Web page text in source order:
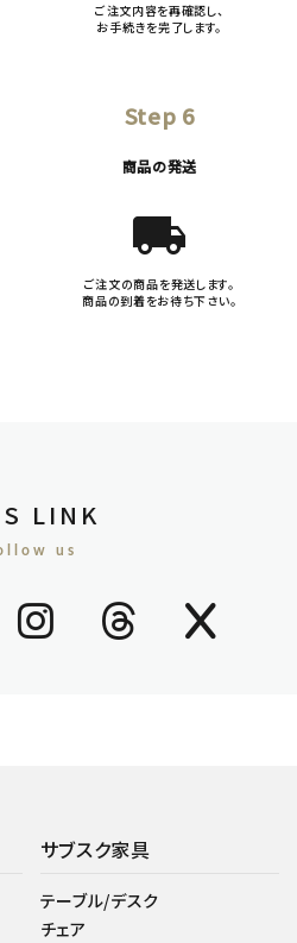
ご注文内容を再確認し、
お手続きを完了します。
Step 6
商品の発送
local_shipping
ご注文の商品を発送します。
商品の到着をお待ち下さい。
LINK
us
サブスク家具
テーブル/デスク
チェア